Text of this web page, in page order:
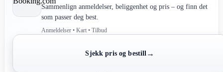
Sammenlign anmeldelser, beliggenhet og pris – og finn det
som passer deg best.
Anmeldelser • Kart • Tilbud
Sjekk pris og bestill →